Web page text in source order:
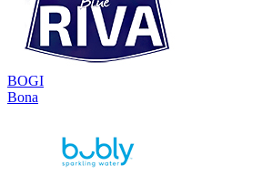
BOGI
Bona